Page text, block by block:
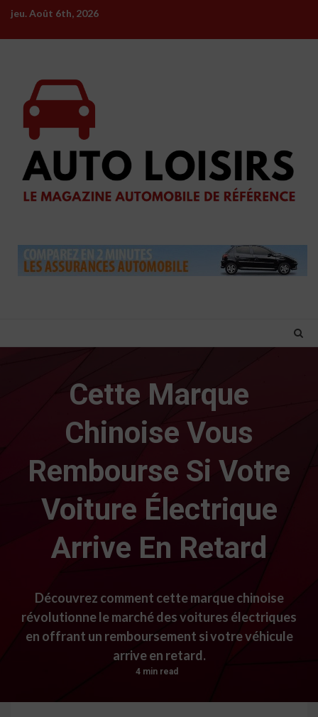
Skip
content
jeu. Août 6th, 2026
Cette Marque
Chinoise Vous
Rembourse Si Votre
Voiture Électrique
Arrive En Retard
Découvrez comment cette marque chinoise
révolutionne le marché des voitures électriques
en offrant un remboursement si votre véhicule
arrive en retard.
4 min read